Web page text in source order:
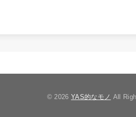
© 2026YAS的なモノ All